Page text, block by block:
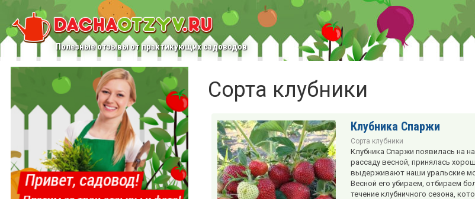
Полезные отзывы от практикующих садоводов
Сорта клубники
Клубника Спаржи
Сорта клубники
Клубника Спаржи появилась на
рассаду весной, принялась
выдерживают наши уральские
Весной его убираем, отбираем
течение клубничного сезона,